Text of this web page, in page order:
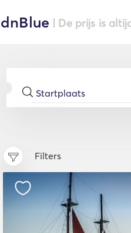
| De prijs is
Filters